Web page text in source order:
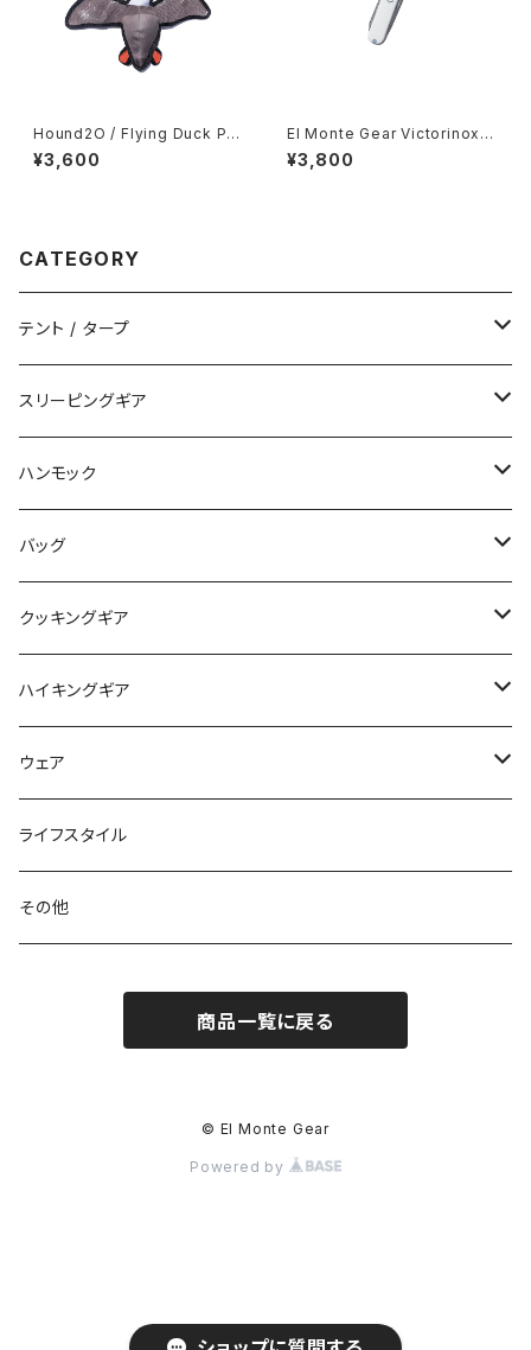
Hound2O / Flying Duck Plu
sh Toy
¥3,600
El Monte Gear Victorinox E
scort
¥3,800
CATEGORY
テント / タープ
タープ / シェルター
ペグ / ステークス
アクセサリー
スリーピングギア
シュラフ / キルト
ビビィ
マット
ピロー
ハンモック
ハンモック
アクセサリー
バッグ
バックパック
サコッシュ / ウェストポーチ
トートバッグ
パックアクセサリー
クッキングギア
バーナー / ストーブ / 燃料
クッカー / カップ
カトラリー
ボトル
ハイキングギア
ストック
スノーシュー / アイゼン
スタッフサック
ナイフ / ツール
ウェア
トップス
ハードシェル / レインウェア
ウェアアクセサリー
ライフスタイル
その他
商品一覧に戻る
© El Monte Gear
Powered by